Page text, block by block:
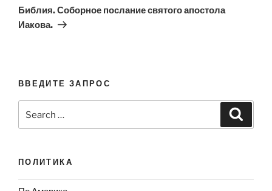
Post
Библия. Соборное послание святого апостола
Иакова.
ВВЕДИТЕ ЗАПРОС
for:
ПОЛИТИКА